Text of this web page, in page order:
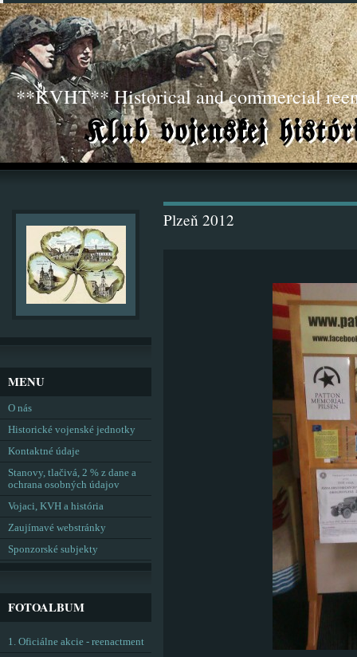
**KVHT** Historical and commercial
Plzeň 2012
MENU
O nás
Historické vojenské jednotky
Kontaktné údaje
Stanovy, tlačivá, 2 % z dane a
ochrana osobných údajov
Vojaci, KVH a história
Zaujímavé webstránky
Sponzorské subjekty
FOTOALBUM
1. Oficiálne akcie - reenactment